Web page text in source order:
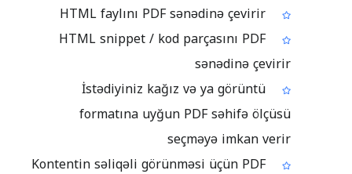
HTML snippet / kod parçasını PDF
sənədinə çevirir
İstədiyiniz kağız və ya görüntü
formatına uyğun PDF səhifə ölçüsü
seçməyə imkan verir
Kontentin səliqəli görünməsi üçün PDF